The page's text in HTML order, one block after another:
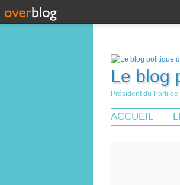
Le blog
Président du Parti de
ACCUEIL